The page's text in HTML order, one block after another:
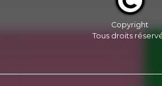
Copyright
Tous droits